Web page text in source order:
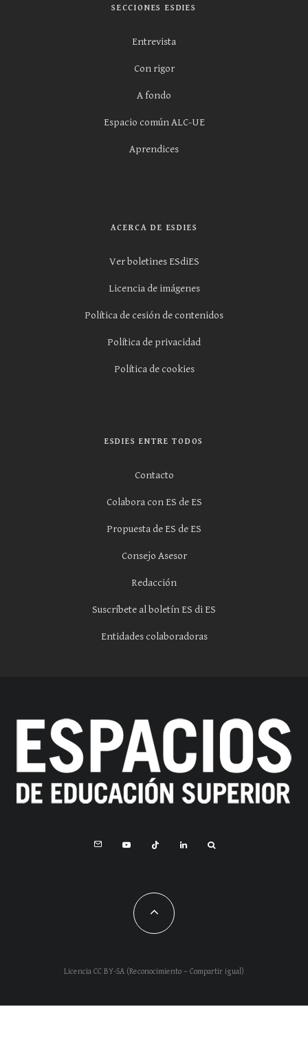
SECCIONES ESDIES
Entrevista
Con rigor
A fondo
Espacio común ALC-UE
Aprendices
ACERCA DE ESDIES
Ver boletines ESdiES
Licencia de imágenes
Política de cesión de contenidos
Política de privacidad
Política de cookies
ESDIES ENTRE TODOS
Contacto
Colabora con ES de ES
Propuesta de ES de ES
Consejo Asesor
Redacción
Suscríbete al boletín ES di ES
Entidades colaboradoras
Licencia CC BY-SA (Reconocimiento – Compartir igual)